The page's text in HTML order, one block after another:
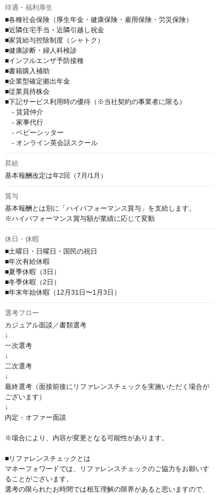
待遇・福利厚生
■各種社会保険（厚生年金・健康保険・雇用保険・労災保険）
■近隣住宅手当・近隣引越し祝金
■家賃給与控除制度（シャトク）
■健康診断・婦人科検診
■インフルエンザ予防接種
■書籍購入補助
■企業型確定拠出年金
■従業員持株会
■下記サービス利用時の優待（※当社契約の事業者に限る）
- 賃貸仲介
- 家事代行
- ベビーシッター
- オンライン英会話スクール
昇給
基本報酬改定は年2回（7月/1月）
賞与
基本報酬とは別に「ハイパフォーマンス賞与」を支給します。
※ハイパフォーマンス賞与額が業績に応じて変動
休日・休暇
■土曜日・日曜日・国民の祝日
■年次有給休暇
■夏季休暇（3日）
■冬季休暇（2日）
■年末年始休暇（12月31日〜1月3日）
選考フロー
カジュアル面談／書類選考
↓
一次選考
↓
二次選考
↓
最終選考（面接前後にリファレンスチェックを実施いただく場合が
ございます）
↓
内定・オファー面談
※場合により、内容が変更となる可能性があります。
■リファレンスチェックとは
マネーフォワードでは、リファレンスチェックのご協力をお願いす
ることがございます。
選考の限られたお時間では相互理解の限界があると思いますので、